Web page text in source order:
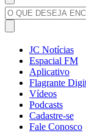
JC Notícias
Espacial FM
Aplicativo
Flagrante
Vídeos
Podcasts
Cadastre-se
Fale Conosco